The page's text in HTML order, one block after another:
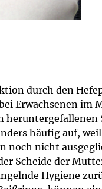
durch den
Erwachsenen im
heruntergefallenen
häufig auf,
noch nicht
Scheide der
Hygiene